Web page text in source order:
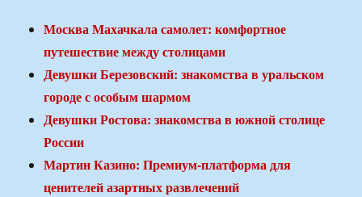
Москва Махачкала самолет: комфортное
путешествие между столицами
Девушки Березовский: знакомства в уральском
городе с особым шармом
Девушки Ростова: знакомства в южной столице
России
Мартин Казино: Премиум-платформа для
ценителей азартных развлечений